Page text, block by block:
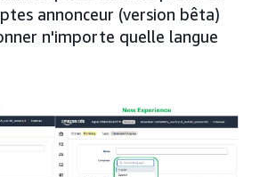
annonceur (version bêta)
n'importe quelle langue